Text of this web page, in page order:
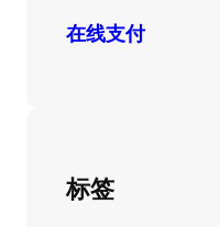
在线支付
标签